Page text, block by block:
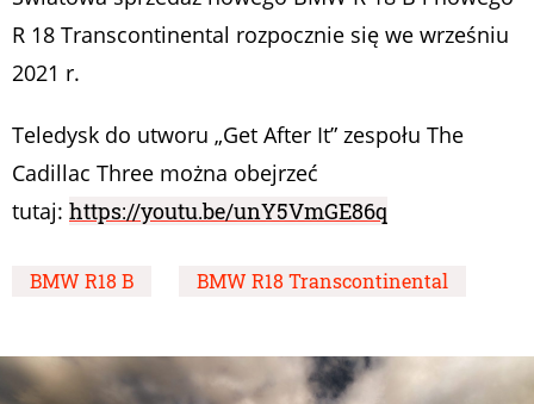
R 18 Transcontinental rozpocznie się we wrześniu
2021 r.
Teledysk do utworu „Get After It” zespołu The
Cadillac Three można obejrzeć
tutaj: https://youtu.be/unY5VmGE86q
BMW R18 B BMW R18 Transcontinental